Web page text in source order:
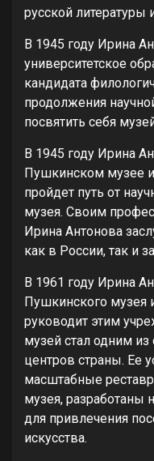
русской литературы
В 1945 году Ирина
университетское
кандидата
продолжения
посвятить себя
В 1945 году Ирина
Пушкинском музее
пройдет путь от
музея. Своим
Ирина Антонова
как в России, так и
В 1961 году Ирина
Пушкинского музея
руководит этим
музей стал одним
центров страны. Ее
масштабные
музея,
для привлечения
искусства.